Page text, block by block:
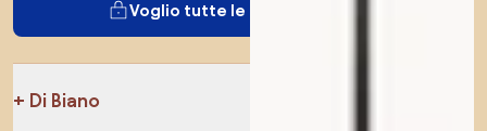
Voglio tutte le caratteristiche!
Di Biano